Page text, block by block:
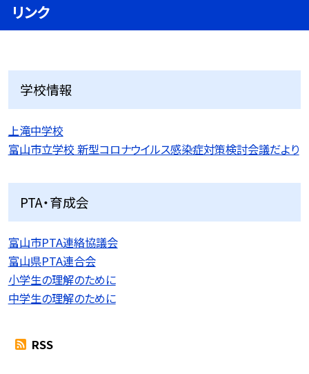
リンク
学校情報
上滝中学校
富山市立学校 新型コロナウイルス感染症対策検討会議だより
PTA・育成会
富山市PTA連絡協議会
富山県PTA連合会
小学生の理解のために
中学生の理解のために
RSS